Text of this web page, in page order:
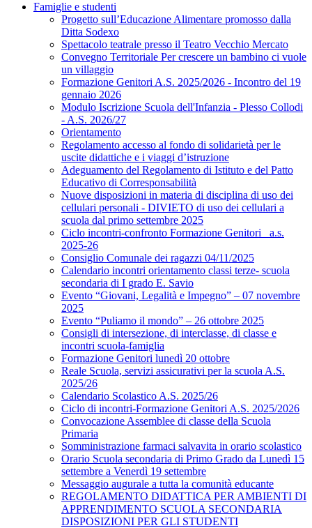
Famiglie e studenti
Progetto sull’Educazione Alimentare promosso dalla
Ditta Sodexo
Spettacolo teatrale presso il Teatro Vecchio Mercato
Convegno Territoriale Per crescere un bambino ci vuole
un villaggio
Formazione Genitori A.S. 2025/2026 - Incontro del 19
gennaio 2026
Modulo Iscrizione Scuola dell'Infanzia - Plesso Collodi
- A.S. 2026/27
Orientamento
Regolamento accesso al fondo di solidarietà per le
uscite didattiche e i viaggi d’istruzione
Adeguamento del Regolamento di Istituto e del Patto
Educativo di Corresponsabilità
Nuove disposizioni in materia di disciplina di uso dei
cellulari personali - DIVIETO di uso dei cellulari a
scuola dal primo settembre 2025
Ciclo incontri-confronto Formazione Genitori_ a.s.
2025-26
Consiglio Comunale dei ragazzi 04/11/2025
Calendario incontri orientamento classi terze- scuola
secondaria di I grado E. Savio
Evento “Giovani, Legalità e Impegno” – 07 novembre
2025
Evento “Puliamo il mondo” – 26 ottobre 2025
Consigli di intersezione, di interclasse, di classe e
incontri scuola-famiglia
Formazione Genitori lunedì 20 ottobre
Reale Scuola, servizi assicurativi per la scuola A.S.
2025/26
Calendario Scolastico A.S. 2025/26
Ciclo di incontri-Formazione Genitori A.S. 2025/2026
Convocazione Assemblee di classe della Scuola
Primaria
Somministrazione farmaci salvavita in orario scolastico
Orario Scuola secondaria di Primo Grado da Lunedì 15
settembre a Venerdì 19 settembre
Messaggio augurale a tutta la comunità educante
REGOLAMENTO DIDATTICA PER AMBIENTI DI
APPRENDIMENTO SCUOLA SECONDARIA
DISPOSIZIONI PER GLI STUDENTI